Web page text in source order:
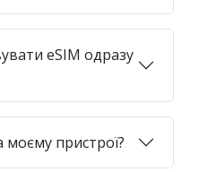
eSIM одразу
пристрої?